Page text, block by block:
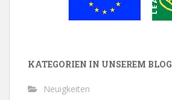
KATEGORIEN IN UNSEREM BLOG
Neuigkeiten